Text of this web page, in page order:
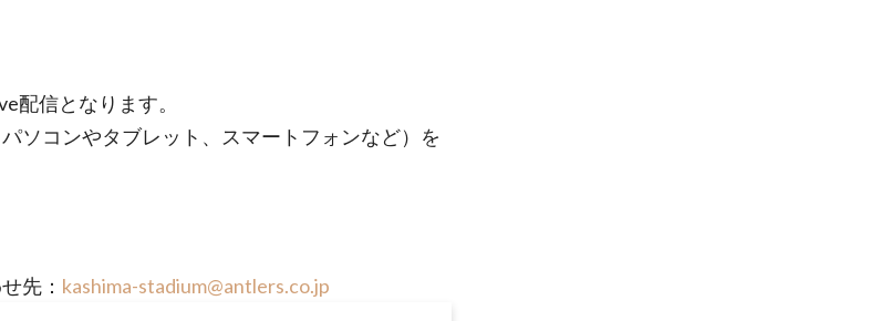
配信となります。
ソコンやタブレット、スマートフォンなど）を
先： kashima-stadium@antlers.co.jp